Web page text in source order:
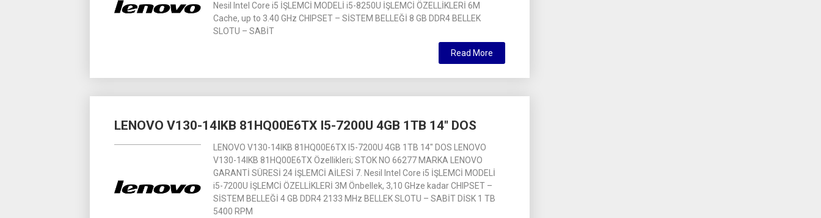
Nesil Intel Core i5 İŞLEMCİ MODELİ i5-8250U İŞLEMCİ ÖZELLİKLERİ 6M
Cache, up to 3.40 GHz CHIPSET – SİSTEM BELLEĞİ 8 GB DDR4 BELLEK
SLOTU – SABİT
Read More
LENOVO V130-14IKB 81HQ00E6TX I5-7200U 4GB 1TB 14″ DOS
LENOVO V130-14IKB 81HQ00E6TX I5-7200U 4GB 1TB 14″ DOS LENOVO
V130-14IKB 81HQ00E6TX Özellikleri; STOK NO 66277 MARKA LENOVO
GARANTİ SÜRESİ 24 İŞLEMCİ AİLESİ 7. Nesil Intel Core i5 İŞLEMCİ MODELİ
i5-7200U İŞLEMCİ ÖZELLİKLERİ 3M Önbellek, 3,10 GHze kadar CHIPSET –
SİSTEM BELLEĞİ 4 GB DDR4 2133 MHz BELLEK SLOTU – SABİT DİSK 1 TB
5400 RPM